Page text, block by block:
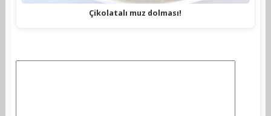
Çikolatalı muz dolması!